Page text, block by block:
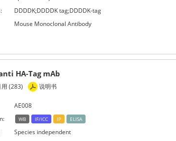
DDDDK;DDDDK tag;DDDDK-tag
Mouse Monoclonal Antibody
HA-Tag mAb
(283) 说明书
AE008
WB IF/ICC IP ELISA
Species independent